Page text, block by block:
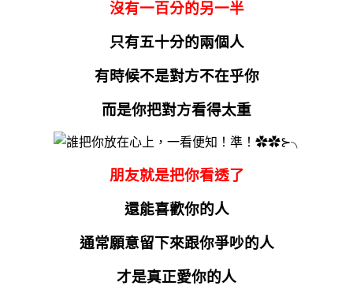
沒有一百分的另一半
只有五十分的兩個人
有時候不是對方不在乎你
而是你把對方看得太重
朋友就是把你看透了
還能喜歡你的人
通常願意留下來跟你爭吵的人
才是真正愛你的人